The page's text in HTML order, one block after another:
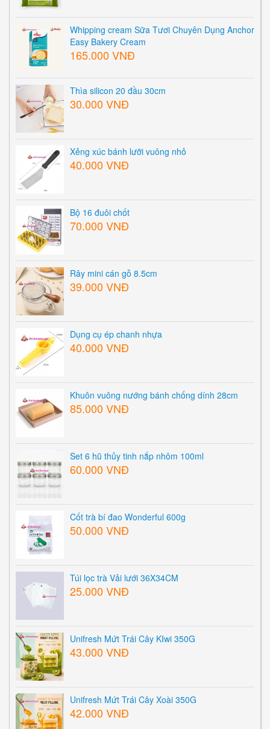
Whipping cream Sữa Tươi Chuyên Dụng Anchor
Easy Bakery Cream
165.000 VNĐ
Thìa silicon 20 đầu 30cm
30.000 VNĐ
Xẻng xúc bánh lưỡi vuông nhỏ
40.000 VNĐ
Bộ 16 đuôi chốt
70.000 VNĐ
Rây mini cán gỗ 8.5cm
39.000 VNĐ
Dụng cụ ép chanh nhựa
40.000 VNĐ
Khuôn vuông nướng bánh chống dính 28cm
85.000 VNĐ
Set 6 hũ thủy tinh nắp nhôm 100ml
60.000 VNĐ
Cốt trà bí đao Wonderful 600g
50.000 VNĐ
Túi lọc trà Vải lưới 36X34CM
25.000 VNĐ
Unifresh Mứt Trái Cây KIwi 350G
43.000 VNĐ
Unifresh Mứt Trái Cây Xoài 350G
42.000 VNĐ